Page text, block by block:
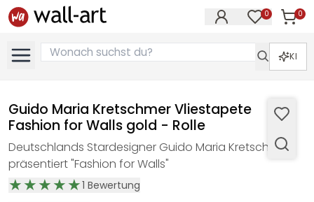
0 0
KI
Guido Maria Kretschmer Vliestapete
Fashion for Walls gold - Rolle
Deutschlands Stardesigner Guido Maria Kretschmer
präsentiert "Fashion for Walls"
1 Bewertung